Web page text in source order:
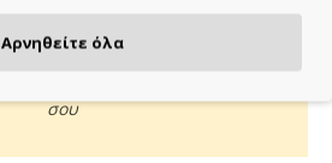
σου
Αρνηθείτε όλα